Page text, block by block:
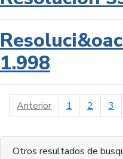
1.998
Anteriorpágina anterior
1 2 3
Otros resultados de